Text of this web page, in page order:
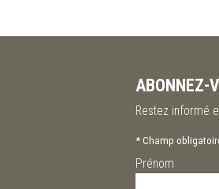
ABONNEZ-
Restez informé
*Champ
Prénom